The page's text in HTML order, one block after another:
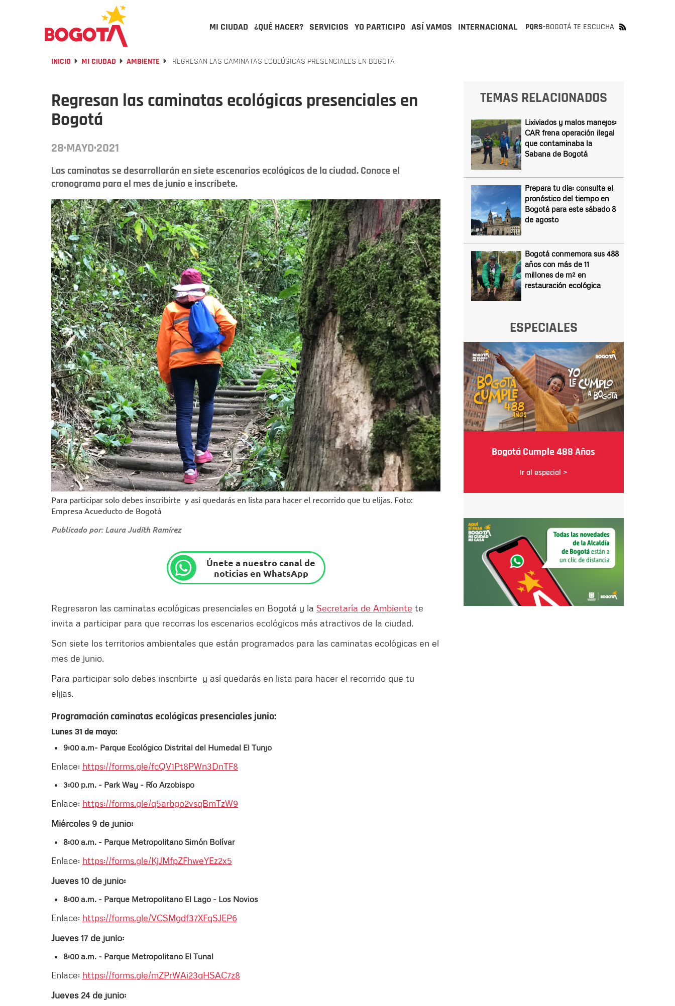
MI CIUDAD ¿QUÉ HACER? SERVICIOS YO PARTICIPO ASÍ VAMOS INTERNACIONAL PQRS-BOGOTÁ TE ESCUCHA
INICIO MI CIUDAD AMBIENTE REGRESAN LAS CAMINATAS ECOLÓGICAS PRESENCIALES EN BOGOTÁ
Regresan las caminatas ecológicas presenciales en
Bogotá
28·MAYO·2021
Las caminatas se desarrollarán en siete escenarios ecológicos de la ciudad. Conoce el
cronograma para el mes de junio e inscríbete.
Para participar solo debes inscribirte y así quedarás en lista para hacer el recorrido que tu elijas. Foto:
Empresa Acueducto de Bogotá
Publicado por: Laura Judith Ramírez
Únete a nuestro canal de
noticias en WhatsApp
Regresaron las caminatas ecológicas presenciales en Bogotá y la Secretaría de Ambiente te
invita a participar para que recorras los escenarios ecológicos más atractivos de la ciudad.
Son siete los territorios ambientales que están programados para las caminatas ecológicas en el
mes de junio.
Para participar solo debes inscribirte y así quedarás en lista para hacer el recorrido que tu
elijas.
Programación caminatas ecológicas presenciales junio:
Lunes 31 de mayo:
9:00 a.m- Parque Ecológico Distrital del Humedal El Tunjo
Enlace: https://forms.gle/fcQV1Pt8PWn3DnTF8
3:00 p.m. - Park Way - Río Arzobispo
Enlace: https://forms.gle/q5arbgo2vsqBmTzW9
Miércoles 9 de junio:
8:00 a.m. - Parque Metropolitano Simón Bolívar
Enlace: https://forms.gle/KjJMfpZFhweYEz2x5
Jueves 10 de junio:
8:00 a.m. - Parque Metropolitano El Lago - Los Novios
Enlace: https://forms.gle/VCSMgdf37XFqSJEP6
Jueves 17 de junio:
8:00 a.m. - Parque Metropolitano El Tunal
Enlace: https://forms.gle/mZPrWAi23qHSAC7z8
Jueves 24 de junio:
TEMAS RELACIONADOS
Lixiviados y malos manejos:
CAR frena operación ilegal
que contaminaba la
Sabana de Bogotá
Prepara tu día: consulta el
pronóstico del tiempo en
Bogotá para este sábado 8
de agosto
Bogotá conmemora sus 488
años con más de 11
millones de m² en
restauración ecológica
ESPECIALES
Bogotá Cumple 488 Años
Ir al especial >